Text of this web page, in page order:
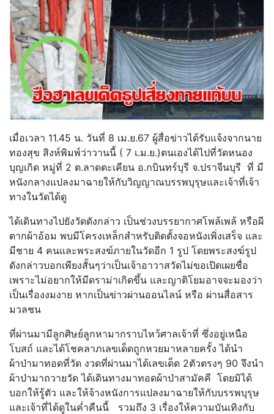
เมื่อเวลา 11.45 น. วันที่ 8 เม.ย.67 ผู้สื่อข่าวได้รับแจ้งจากนาย
ทองสุข สิงห์พิมพ์ว่าวานนี้ ( 7 เ.ม.ย.)ตนเองได้ไปที่วัดหนอง
บุญเกิด หมู่ที่ 2 ต.ลาดตะเคียน อ.กบินทร์บุรี จ.ปราจีนบุรี ที่ มี
หนังกลางแปลงมาฉายให้กับวิญญาณบรรพบุรุษและเจ้าที่เจ้า
ทางในวัดได้ดู
ได้เดินทางไปยังวัดดังกล่าว เป็นช่วงบรรยากาศโพล้เพล้ หรือผี
ตากผ้าอ้อม พบมีโครงเหล็กสำหรับติดตั้งจอหนังเพิ่งเสร็จ และ
มีชาย 4 คนและพระสงฆ์ภายในวัดอีก 1 รูป โดยพระสงฆ์รูป
ดังกล่าวบอกเพียงสั้นๆว่าเป็นเจ้าอาวาสวัดไม่ขอเปิดเผยชื่อ
เพราะไม่อยากให้มีดราม่าเกิดขึ้น และญาติโยมอาจจะมองว่า
เป็นเรื่องงมงาย หากเป็นข่าวผ่านออนไลน์ หรือ ผ่านสื่อสาร
มวลชน
ที่ผ่านมามีลูกศิษย์ลูกหามากราบไหว้ศาลเจ้าที่ ซึ่งอยู่เหนือ
โบสถ์ และได้โชคลาภเลขเด็ดถูกหวยมาหลายครั้ง ได้นำ
ผ้าป่ามาทอดที่วัด งวดที่ผ่านมาได้เลขเด็ด 2ตัวตรงๆ 90 จึงนำ
ผ้าป่ามาถวายวัด ได้เดินทางมาทอดผ้าป่าสามัคคี โดยมิได้
บอกให้รู้ตัว และให้จ้างหนังการแปลงมาฉายให้กับบรรพบุรุษ
และเจ้าที่ได้ดูในค่ำคืนนี้ รวมถึง 3 เรื่องให้ความบันเทิงกับ